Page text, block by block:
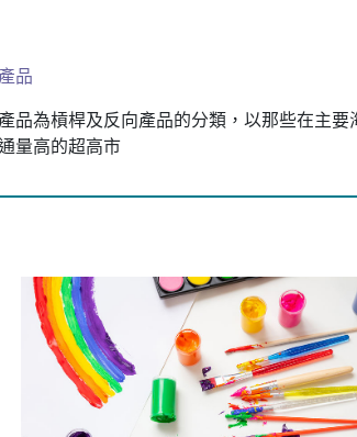
品
品為槓桿及反向產品的分類，以那些在主要
量高的超高市